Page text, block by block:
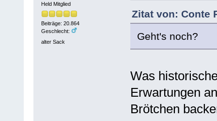
Held Mitglied
Beiträge: 20.864
Geschlecht:
alter Sack
Zitat von: Conte
Geht's noch?
Was
Erwartungen
Brötchen